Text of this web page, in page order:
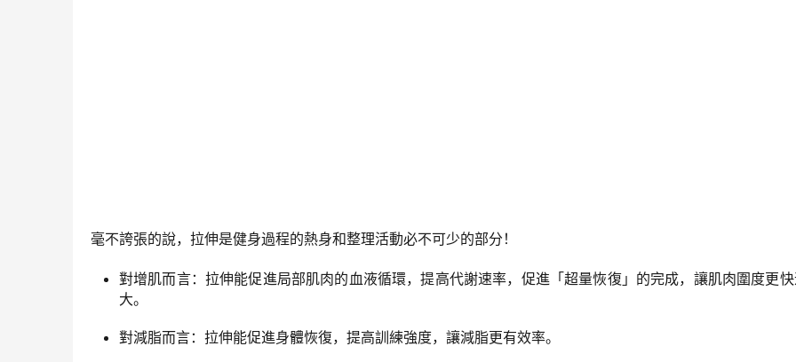
毫不誇張的說，拉伸是健身過程的熱身和整理活動必不可少的部分！
對增肌而言：拉伸能促進局部肌肉的血液循環，提高代謝速率，促進「超量恢復」的完成，讓肌肉圍度更
大。
對減脂而言：拉伸能促進身體恢復，提高訓練強度，讓減脂更有效率。